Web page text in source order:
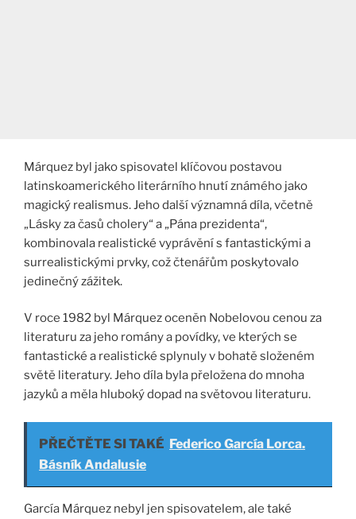
Márquez byl jako spisovatel klíčovou postavou
latinskoamerického literárního hnutí známého jako
magický realismus. Jeho další významná díla, včetně
„Lásky za časů cholery“ a „Pána prezidenta“,
kombinovala realistické vyprávění s fantastickými a
surrealistickými prvky, což čtenářům poskytovalo
jedinečný zážitek.
V roce 1982 byl Márquez oceněn Nobelovou cenou za
literaturu za jeho romány a povídky, ve kterých se
fantastické a realistické splynuly v bohatě složeném
světě literatury. Jeho díla byla přeložena do mnoha
jazyků a měla hluboký dopad na světovou literaturu.
PŘEČTĚTE SI TAKÉ Federico García Lorca.
Básník Andalusie
García Márquez nebyl jen spisovatelem, ale také